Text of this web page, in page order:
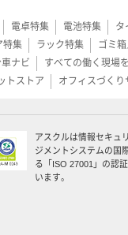
電卓特集 電池特集
タ
特集 ラック特集
ゴミ
ナビ
すべての働く現場
トストア オフィスづくり
アスクルは情報セキュ
ジメントシステムの国
る「ISO 27001」の認
います。